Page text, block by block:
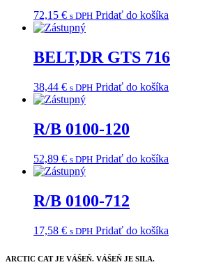
72,15 € s DPH Pridať do košíka
BELT,DR GTS 716
38,44 € s DPH Pridať do košíka
R/B 0100-120
52,89 € s DPH Pridať do košíka
R/B 0100-712
17,58 € s DPH Pridať do košíka
ARCTIC CATJE VÁŠEŇ. VÁŠEŇ JE SILA.